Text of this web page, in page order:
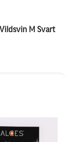
M Svart